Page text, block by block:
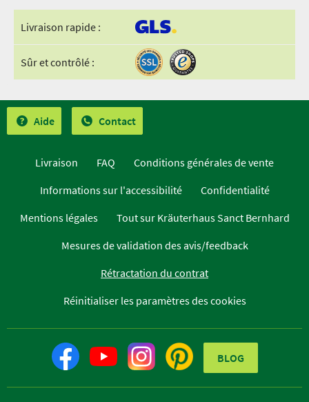
Livraison rapide :
Sûr et contrôlé :
Aide Contact
Livraison FAQ
Conditions générales de vente
Informations sur l'accessibilité
Confidentialité
Mentions légales
Tout sur Kräuterhaus Sanct Bernhard
Mesures de validation des avis/feedback
Rétractation du contrat
Réinitialiser les paramètres des cookies
BLOG